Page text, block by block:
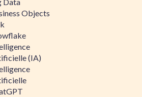
Objects
(IA)